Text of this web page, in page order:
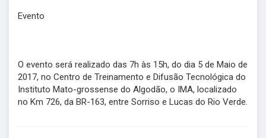
Evento
O evento será realizado das 7h às 15h, do dia 5 de Maio de
2017, no Centro de Treinamento e Difusão Tecnológica do
Instituto Mato-grossense do Algodão, o IMA, localizado
no Km 726, da BR-163, entre Sorriso e Lucas do Rio Verde.